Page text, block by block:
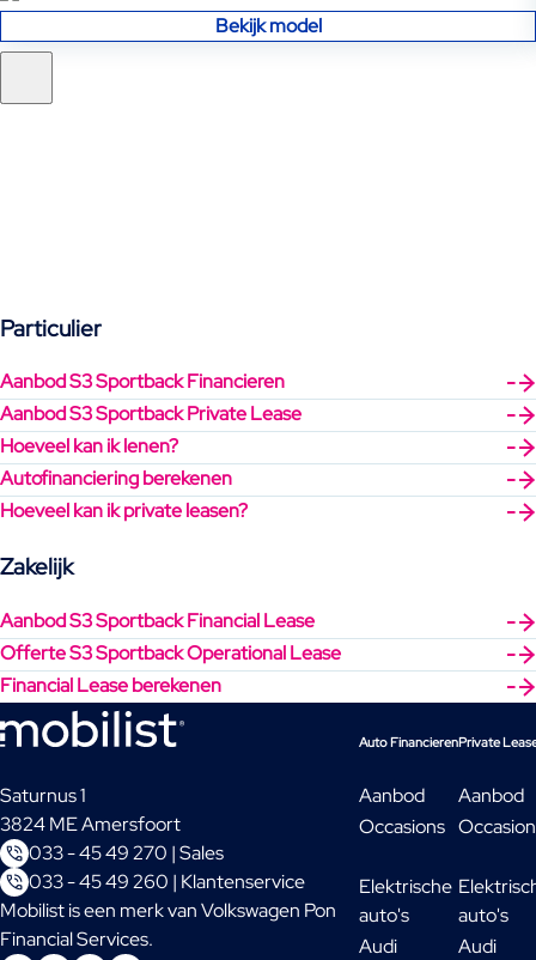
Bekijk model
Particulier
Aanbod S3 Sportback Financieren
Aanbod S3 Sportback Private Lease
Hoeveel kan ik lenen?
Autofinanciering berekenen
Hoeveel kan ik private leasen?
Zakelijk
Aanbod S3 Sportback Financial Lease
Offerte S3 Sportback Operational Lease
Financial Lease berekenen
Saturnus 1
3824 ME Amersfoort
033 - 45 49 270 | Sales
033 - 45 49 260 | Klantenservice
Mobilist is een merk van Volkswagen Pon
Financial Services.
Auto Financieren
Aanbod
Occasions
Elektrische
auto's
Audi
Private
Aanbod
auto's
Audi